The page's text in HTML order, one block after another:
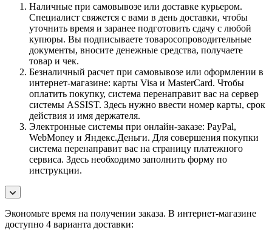
Наличные при самовывозе или доставке курьером.
Специалист свяжется с вами в день доставки, чтобы
уточнить время и заранее подготовить сдачу с любой
купюры. Вы подписываете товаросопроводительные
документы, вносите денежные средства, получаете
товар и чек.
Безналичный расчет при самовывозе или оформлении в
интернет-магазине: карты Visa и MasterCard. Чтобы
оплатить покупку, система перенаправит вас на сервер
системы ASSIST. Здесь нужно ввести номер карты, срок
действия и имя держателя.
Электронные системы при онлайн-заказе: PayPal,
WebMoney и Яндекс.Деньги. Для совершения покупки
система перенаправит вас на страницу платежного
сервиса. Здесь необходимо заполнить форму по
инструкции.
Экономьте время на получении заказа. В интернет-магазине
доступно 4 варианта доставки: